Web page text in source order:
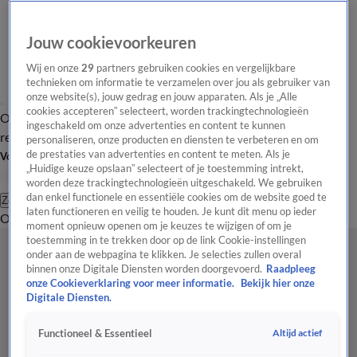
Overzicht Laatste nieuws Regionieuws Het beste van Hart
Tip de
redactie
Volg Hart van Nederland
Zoeken
OverzichtRegioUitzendingenWeerTip de redactiePanelVideo's
Jouw cookievoorkeuren
Wij en onze29 partners gebruiken cookies en vergelijkbare
technieken om informatie te verzamelen over jou als gebruiker van
onze website(s), jouw gedrag en jouw apparaten. Als je „Alle
cookies accepteren” selecteert, worden trackingtechnologieën
ingeschakeld om onze advertenties en content te kunnen
personaliseren, onze producten en diensten te verbeteren en om
de prestaties van advertenties en content te meten. Als je
„Huidige keuze opslaan” selecteert of je toestemming intrekt,
worden deze trackingtechnologieën uitgeschakeld. We gebruiken
dan enkel functionele en essentiële cookies om de website goed te
laten functioneren en veilig te houden. Je kunt dit menu op ieder
moment opnieuw openen om je keuzes te wijzigen of om je
toestemming in te trekken door op de link Cookie-instellingen
onder aan de webpagina te klikken. Je selecties zullen overal
binnen onze Digitale Diensten worden doorgevoerd. Raadpleeg
onze Cookieverklaring voor meer informatie.
Bekijk hier onze
Digitale Diensten.
Functioneel & Essentieel Altijd actief